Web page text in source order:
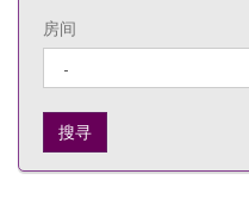
房间
搜寻